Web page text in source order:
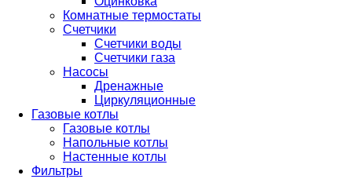
Комнатные термостаты
Счетчики
Счетчики воды
Счетчики газа
Насосы
Дренажные
Циркуляционные
Газовые котлы
Газовые котлы
Напольные котлы
Настенные котлы
Фильтры